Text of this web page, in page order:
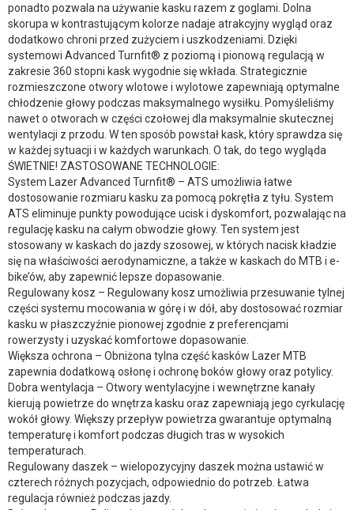
ponadto pozwala na używanie kasku razem z goglami. Dolna
skorupa w kontrastującym kolorze nadaje atrakcyjny wygląd oraz
dodatkowo chroni przed zużyciem i uszkodzeniami. Dzięki
systemowi Advanced Turnfit® z poziomą i pionową regulacją w
zakresie 360 stopni kask wygodnie się wkłada. Strategicznie
rozmieszczone otwory wlotowe i wylotowe zapewniają optymalne
chłodzenie głowy podczas maksymalnego wysiłku. Pomyśleliśmy
nawet o otworach w części czołowej dla maksymalnie skutecznej
wentylacji z przodu. W ten sposób powstał kask, który sprawdza się
w każdej sytuacji i w każdych warunkach. O tak, do tego wygląda
ŚWIETNIE! ZASTOSOWANE TECHNOLOGIE:
System Lazer Advanced Turnfit® – ATS umożliwia łatwe
dostosowanie rozmiaru kasku za pomocą pokrętła z tyłu. System
ATS eliminuje punkty powodujące ucisk i dyskomfort, pozwalając na
regulację kasku na całym obwodzie głowy. Ten system jest
stosowany w kaskach do jazdy szosowej, w których nacisk kładzie
się na właściwości aerodynamiczne, a także w kaskach do MTB i e-
bike’ów, aby zapewnić lepsze dopasowanie.
Regulowany kosz – Regulowany kosz umożliwia przesuwanie tylnej
części systemu mocowania w górę i w dół, aby dostosować rozmiar
kasku w płaszczyźnie pionowej zgodnie z preferencjami
rowerzysty i uzyskać komfortowe dopasowanie.
Większa ochrona – Obniżona tylna część kasków Lazer MTB
zapewnia dodatkową osłonę i ochronę boków głowy oraz potylicy.
Dobra wentylacja – Otwory wentylacyjne i wewnętrzne kanały
kierują powietrze do wnętrza kasku oraz zapewniają jego cyrkulację
wokół głowy. Większy przepływ powietrza gwarantuje optymalną
temperaturę i komfort podczas długich tras w wysokich
temperaturach.
Regulowany daszek – wielopozycyjny daszek można ustawić w
czterech różnych pozycjach, odpowiednio do potrzeb. Łatwa
regulacja również podczas jazdy.